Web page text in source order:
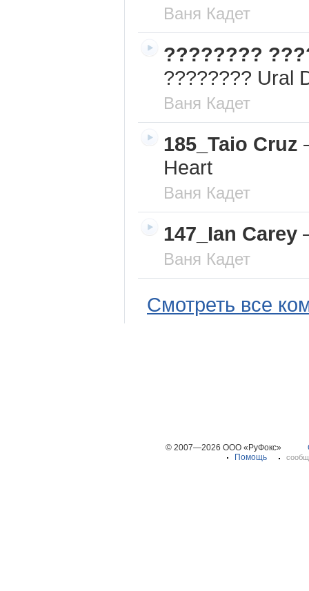
Ваня Кадет
????????
???????? Ural
Ваня Кадет
185_Taio Cruz
Heart
Ваня Кадет
147_Ian Carey
Ваня Кадет
Смотреть все
© 2007—2026 ООО «РуФокс»
Помощь